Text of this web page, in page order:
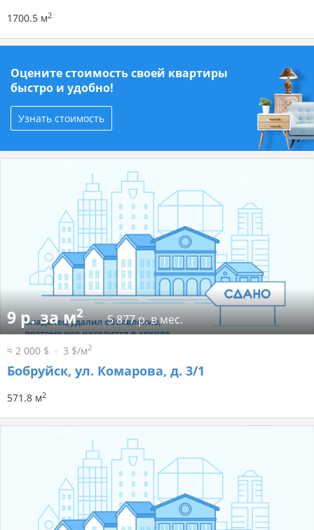
1700.5 м2
Оцените стоимость своей квартиры
быстро и удобно!
Узнать стоимость
9 р. за м2 5 877 р. в мес.
≈ 2 000 $ 3 $/м2
Бобруйск, ул. Комарова, д. 3/1
571.8 м2